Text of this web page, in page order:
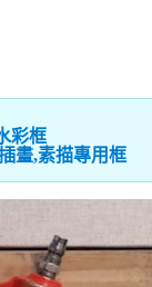
彩框
畫,素描專用框